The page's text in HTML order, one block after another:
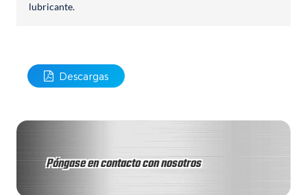
lubricante.
Descargas
Póngase en contacto con nosotros